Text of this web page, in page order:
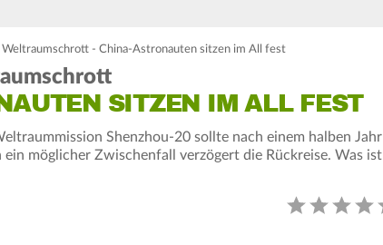
Weltraumschrott - China-Astronauten sitzen im All fest
SITZEN IM ALL FEST
Shenzhou-20 sollte nach einem halben Jahr
möglicher Zwischenfall verzögert die Rückreise. Was ist